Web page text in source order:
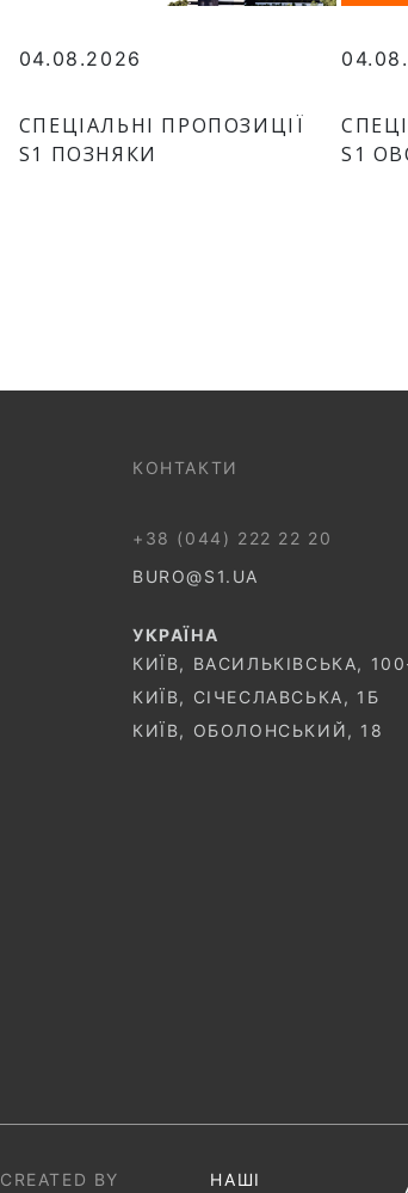
04.08.2026
СПЕЦІАЛЬНІ ПРОПОЗИЦІЇ
S1 ПОЗНЯКИ
S1
КОНТАКТИ
+38 (044) 222 22 20
BURO@S1.UA
УКРАЇНА
КИЇВ, ВАСИЛЬКІВСЬКА,
КИЇВ, СІЧЕСЛАВСЬКА, 1Б
КИЇВ, ОБОЛОНСЬКИЙ, 18
CREATED BY НАШІ